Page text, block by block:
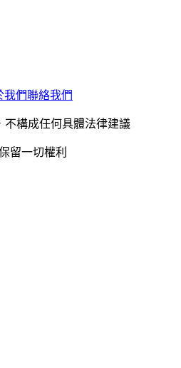
我們聯絡我們
構成任何具體法律建議
留一切權利